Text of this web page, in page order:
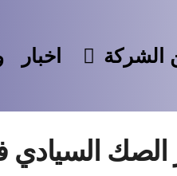
الشركة اخبار
السيادي